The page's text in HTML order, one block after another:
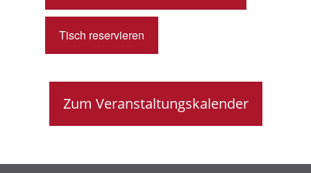
Tisch reservieren
Zum Veranstaltungskalender